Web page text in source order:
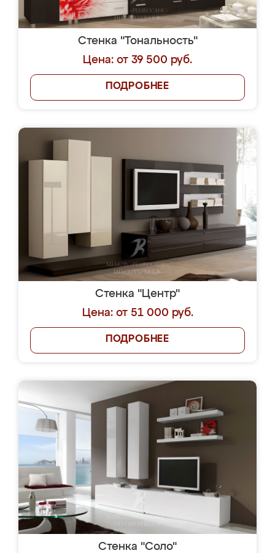
Стенка "Тональность"
Цена: от 39 500 руб.
ПОДРОБНЕЕ
Стенка "Центр"
Цена: от 51 000 руб.
ПОДРОБНЕЕ
Стенка "Соло"